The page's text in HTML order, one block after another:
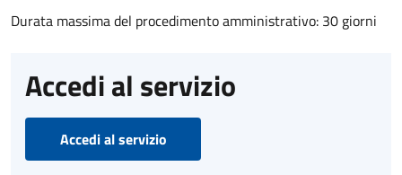
Durata massima del procedimento amministrativo: 30 giorni
Accedi al servizio
Accedi al servizio